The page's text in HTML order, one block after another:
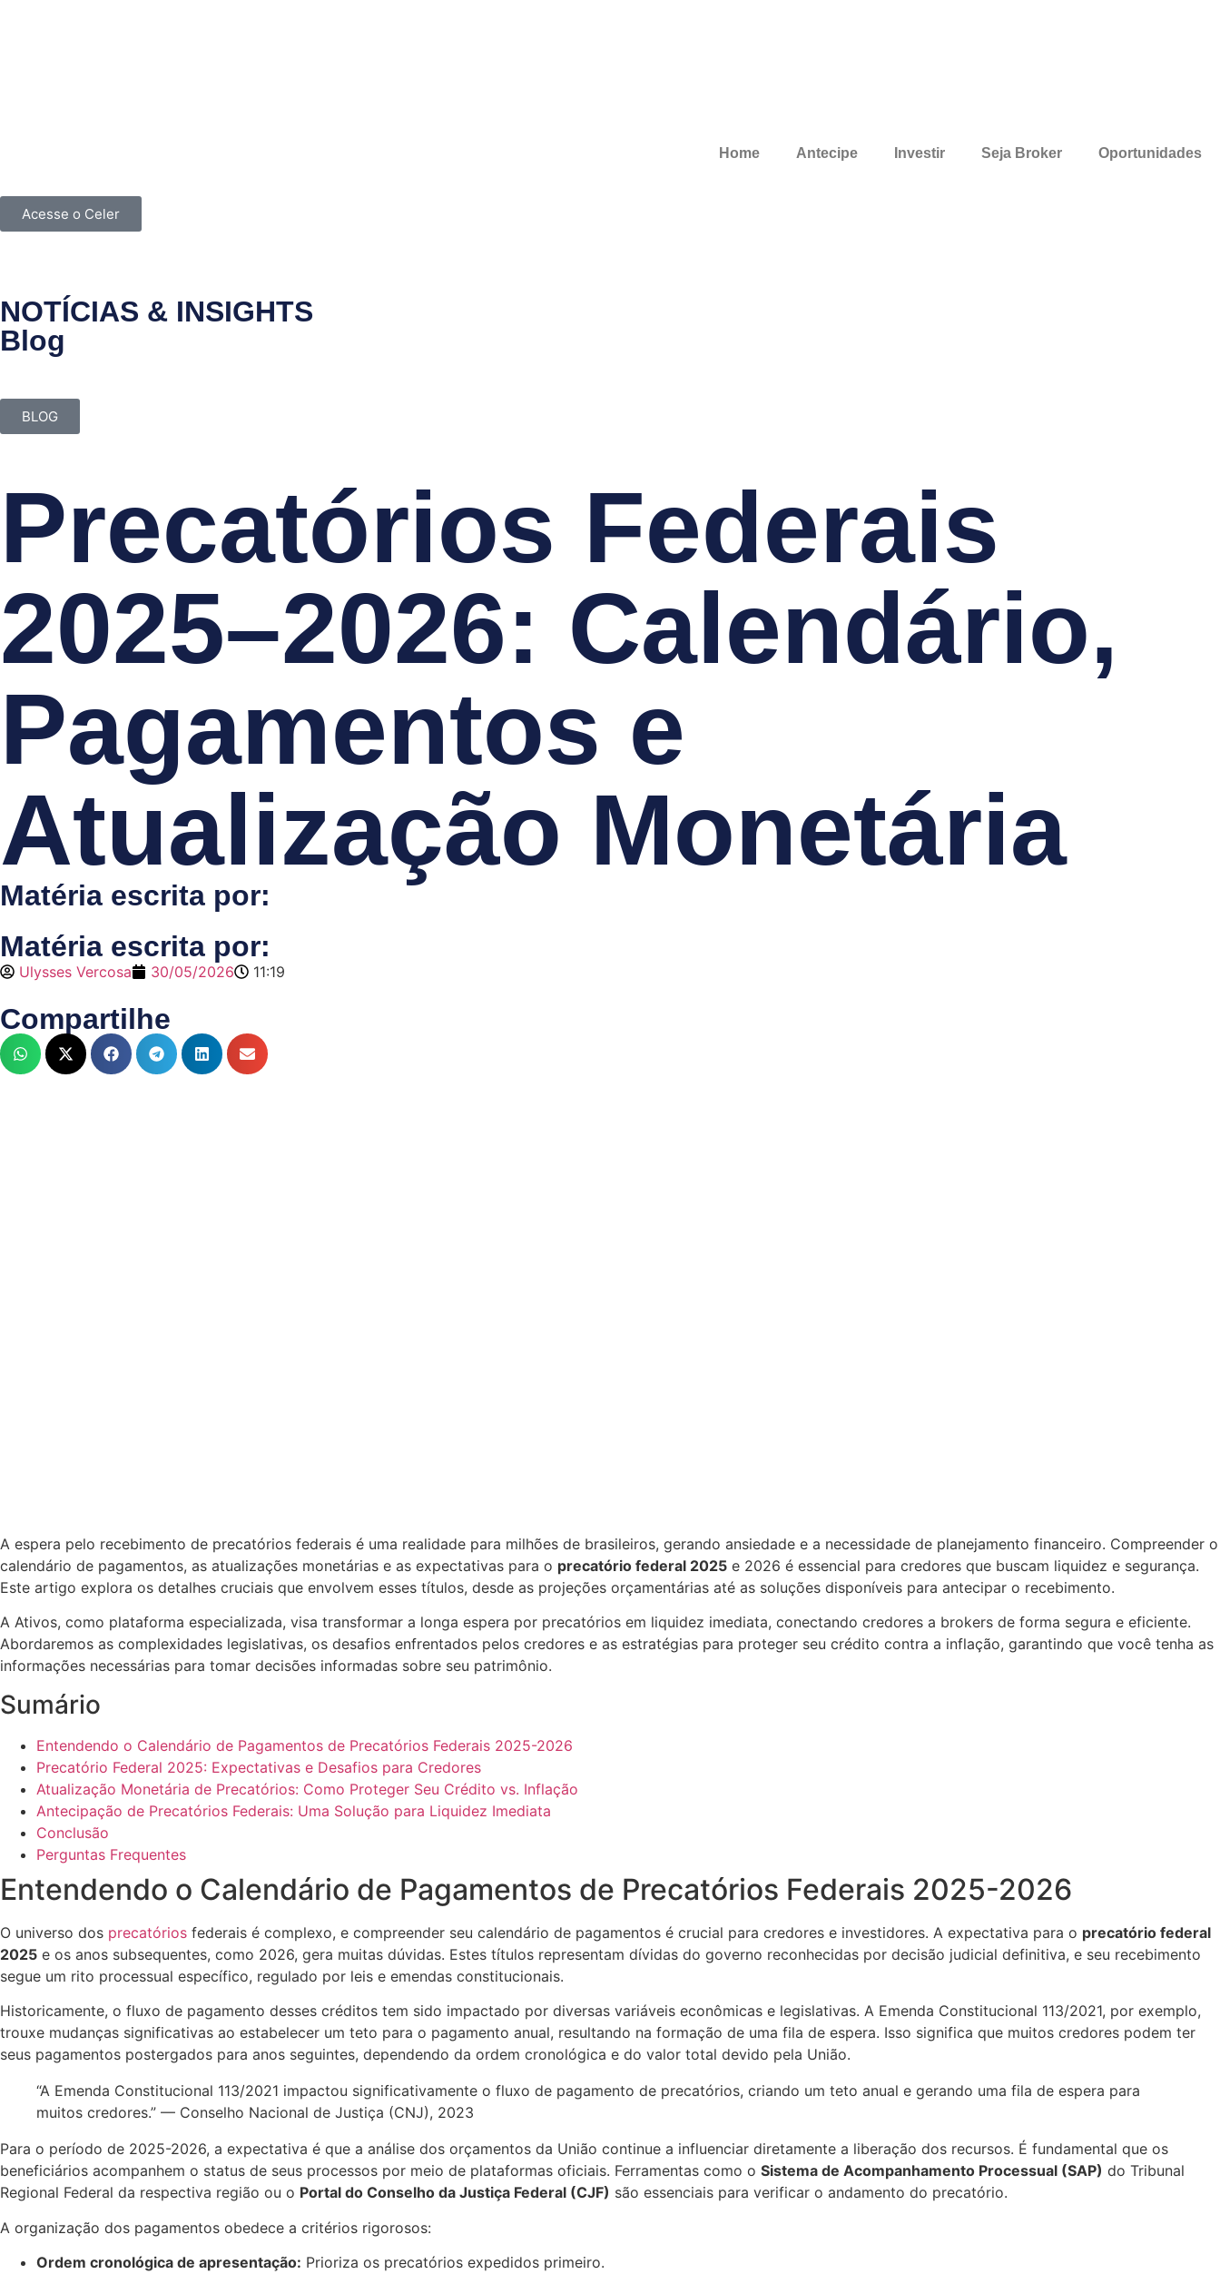
Home Antecipe Investir Seja Broker Oportunidades
Acesse o Celer
NOTÍCIAS & INSIGHTS
Blog
BLOG
Precatórios Federais
2025–2026: Calendário,
Pagamentos e
Atualização Monetária
Matéria escrita por:
Matéria escrita por:
Ulysses Vercosa 30/05/2026 11:19
Compartilhe
A espera pelo recebimento de precatórios federais é uma realidade para milhões de brasileiros, gerando ansiedade e a necessidade de planejamento financeiro. Compreender o
calendário de pagamentos, as atualizações monetárias e as expectativas para o precatório federal 2025 e 2026 é essencial para credores que buscam liquidez e segurança.
Este artigo explora os detalhes cruciais que envolvem esses títulos, desde as projeções orçamentárias até as soluções disponíveis para antecipar o recebimento.
A Ativos, como plataforma especializada, visa transformar a longa espera por precatórios em liquidez imediata, conectando credores a brokers de forma segura e eficiente.
Abordaremos as complexidades legislativas, os desafios enfrentados pelos credores e as estratégias para proteger seu crédito contra a inflação, garantindo que você tenha as
informações necessárias para tomar decisões informadas sobre seu patrimônio.
Sumário
Entendendo o Calendário de Pagamentos de Precatórios Federais 2025-2026
Precatório Federal 2025: Expectativas e Desafios para Credores
Atualização Monetária de Precatórios: Como Proteger Seu Crédito vs. Inflação
Antecipação de Precatórios Federais: Uma Solução para Liquidez Imediata
Conclusão
Perguntas Frequentes
Entendendo o Calendário de Pagamentos de Precatórios Federais 2025-2026
O universo dos precatórios federais é complexo, e compreender seu calendário de pagamentos é crucial para credores e investidores. A expectativa para o precatório federal
2025 e os anos subsequentes, como 2026, gera muitas dúvidas. Estes títulos representam dívidas do governo reconhecidas por decisão judicial definitiva, e seu recebimento
segue um rito processual específico, regulado por leis e emendas constitucionais.
Historicamente, o fluxo de pagamento desses créditos tem sido impactado por diversas variáveis econômicas e legislativas. A Emenda Constitucional 113/2021, por exemplo,
trouxe mudanças significativas ao estabelecer um teto para o pagamento anual, resultando na formação de uma fila de espera. Isso significa que muitos credores podem ter
seus pagamentos postergados para anos seguintes, dependendo da ordem cronológica e do valor total devido pela União.
“A Emenda Constitucional 113/2021 impactou significativamente o fluxo de pagamento de precatórios, criando um teto anual e gerando uma fila de espera para
muitos credores.” — Conselho Nacional de Justiça (CNJ), 2023
Para o período de 2025-2026, a expectativa é que a análise dos orçamentos da União continue a influenciar diretamente a liberação dos recursos. É fundamental que os
beneficiários acompanhem o status de seus processos por meio de plataformas oficiais. Ferramentas como o Sistema de Acompanhamento Processual (SAP) do Tribunal
Regional Federal da respectiva região ou o Portal do Conselho da Justiça Federal (CJF) são essenciais para verificar o andamento do precatório.
A organização dos pagamentos obedece a critérios rigorosos:
Ordem cronológica de apresentação: Prioriza os precatórios expedidos primeiro.